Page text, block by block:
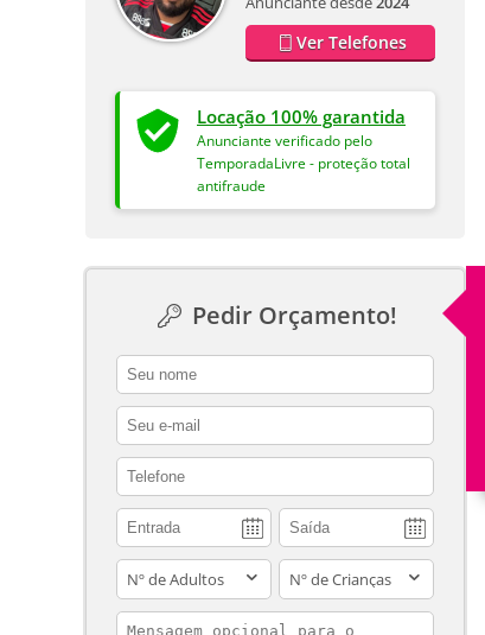
Ver Telefones
Locação 100% garantida
Anunciante verificado pelo
TemporadaLivre - proteção total
antifraude
Pedir Orçamento!
contact_name
contact_email
contact_phone
adults children
contact_message